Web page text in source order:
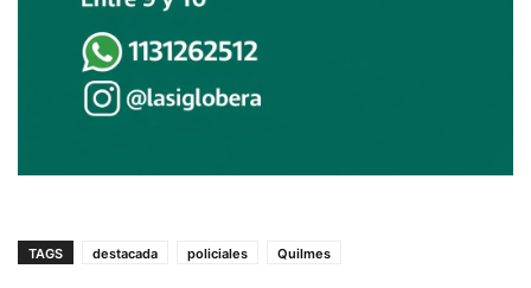
TAGS destacada policiales Quilmes